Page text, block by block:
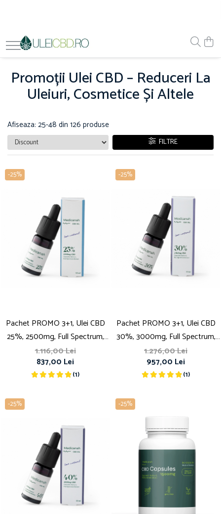
Promoții Ulei CBD – Reduceri La
Uleiuri, Cosmetice Și Altele
Afiseaza: 25-48 din 126 produse
FILTRE
-25%
Pachet PROMO 3+1, Ulei CBD
25%, 2500mg, Full Spectrum,
Premium, 10ml
1.116,00 Lei
837,00 Lei
(1)
-25%
Pachet PROMO 3+1, Ulei CBD
30%, 3000mg, Full Spectrum,
Premium, 10ml
1.276,00 Lei
957,00 Lei
(1)
-25% -25%